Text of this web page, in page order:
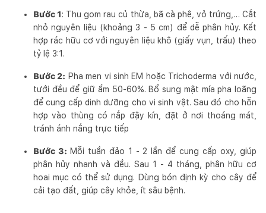
Bước 1: Thu gom rau củ thừa, bã cà phê, vỏ trứng,… Cắt
nhỏ nguyên liệu (khoảng 3 - 5 cm) để dễ phân hủy. Kết
hợp rác hữu cơ với nguyên liệu khô (giấy vụn, trấu) theo
tỷ lệ 3:1.
Bước 2: Pha men vi sinh EM hoặc Trichoderma với nước,
tưới đều để giữ ẩm 50-60%. Bổ sung mật mía pha loãng
để cung cấp dinh dưỡng cho vi sinh vật. Sau đó cho hỗn
hợp vào thùng có nắp đậy kín, đặt ở nơi thoáng mát,
tránh ánh nắng trực tiếp
Bước 3: Mỗi tuần đảo 1 - 2 lần để cung cấp oxy, giúp
phân hủy nhanh và đều. Sau 1 - 4 tháng, phân hữu cơ
hoai mục có thể sử dụng. Dùng bón định kỳ cho cây để
cải tạo đất, giúp cây khỏe, ít sâu bệnh.